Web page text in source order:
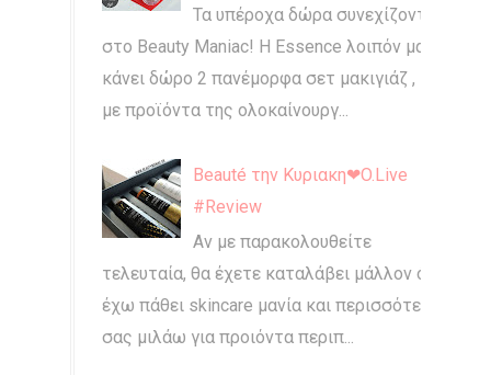
Τα υπέροχα δώρα συνεχίζονται
στο Beauty Maniac! Η Essence λοιπόν μας
κάνει δώρο 2 πανέμορφα σετ μακιγιάζ ,
με προϊόντα της ολοκαίνουργ...
Beauté την Κυριακη❤O.Live
#Review
Αν με παρακολουθείτε
τελευταία, θα έχετε καταλάβει μάλλον ότι
έχω πάθει skincare μανία και περισσότερο
σας μιλάω για προιόντα περιπ...